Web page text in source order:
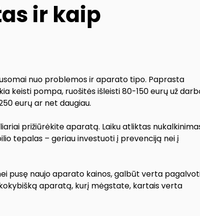
ir kaip
nuo problemos ir aparato tipo. Paprasta
keisti pompa, ruošitės išleisti 80-150 eurų už
eurų ar net daugiau.
prižiūrėkite aparatą. Laiku atliktas
tepalas – geriau investuoti į prevenciją nei į
pusę naujo aparato kainos, galbūt verta
aparatą, kurį mėgstate, kartais verta